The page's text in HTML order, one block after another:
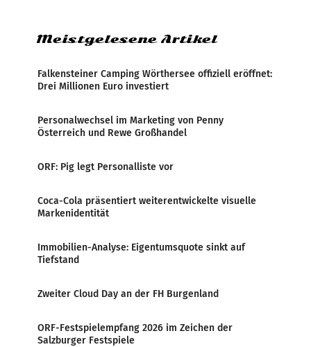
Meistgelesene Artikel
Falkensteiner Camping Wörthersee offiziell eröffnet:
Drei Millionen Euro investiert
Personalwechsel im Marketing von Penny
Österreich und Rewe Großhandel
ORF: Pig legt Personalliste vor
Coca-Cola präsentiert weiterentwickelte visuelle
Markenidentität
Immobilien-Analyse: Eigentumsquote sinkt auf
Tiefstand
Zweiter Cloud Day an der FH Burgenland
ORF-Festspielempfang 2026 im Zeichen der
Salzburger Festspiele